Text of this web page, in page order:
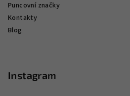
Puncovní značky
Kontakty
Blog
Instagram